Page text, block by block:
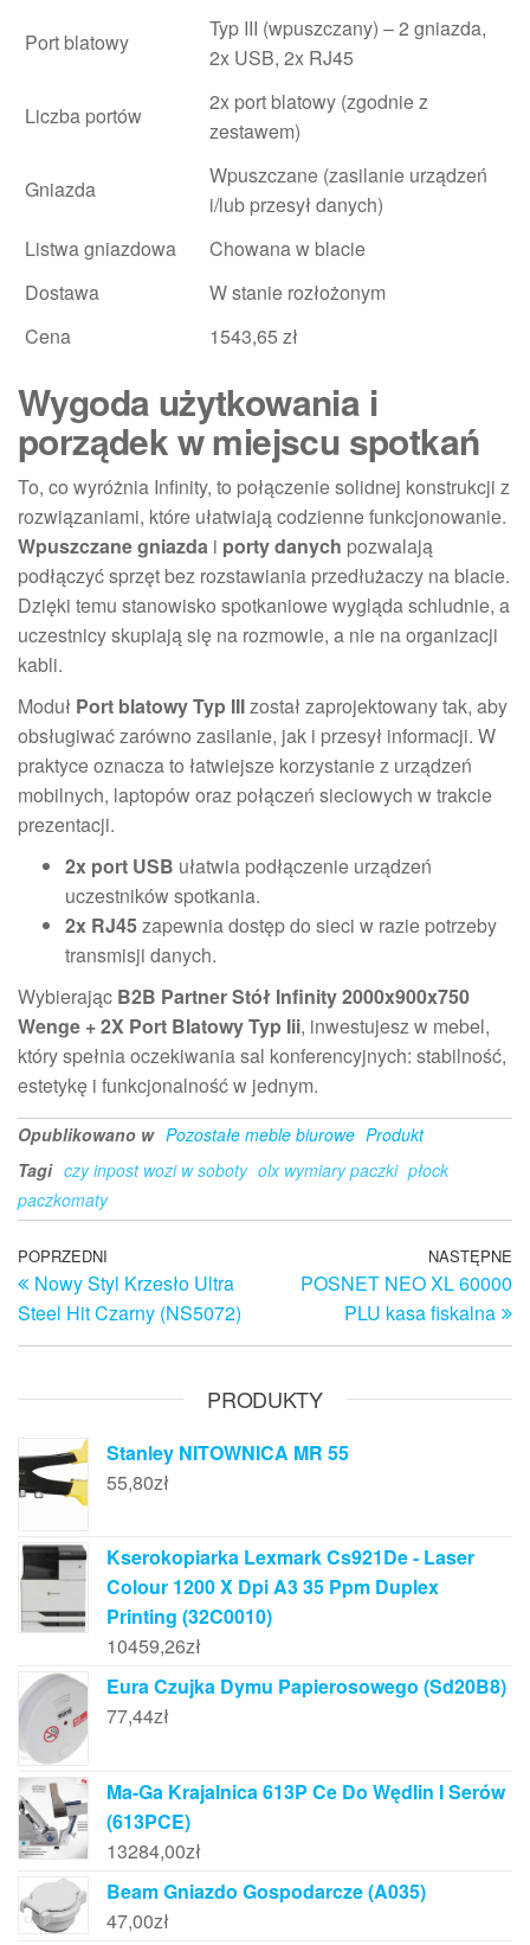
Port blatowy
Typ III (wpuszczany) – 2 gniazda,
2x USB, 2x RJ45
Liczba portów
2x port blatowy (zgodnie z
zestawem)
Gniazda
Wpuszczane (zasilanie urządzeń
i/lub przesył danych)
Listwa gniazdowa
Chowana w blacie
Dostawa
W stanie rozłożonym
Cena
1543,65 zł
Wygoda użytkowania i
porządek w miejscu spotkań
To, co wyróżnia Infinity, to połączenie solidnej konstrukcji z
rozwiązaniami, które ułatwiają codzienne funkcjonowanie.
Wpuszczane gniazda i porty danych pozwalają
podłączyć sprzęt bez rozstawiania przedłużaczy na blacie.
Dzięki temu stanowisko spotkaniowe wygląda schludnie, a
uczestnicy skupiają się na rozmowie, a nie na organizacji
kabli.
Moduł Port blatowy Typ IIIzostał zaprojektowany tak, aby
obsługiwać zarówno zasilanie, jak i przesył informacji. W
praktyce oznacza to łatwiejsze korzystanie z urządzeń
mobilnych, laptopów oraz połączeń sieciowych w trakcie
prezentacji.
2x port USB ułatwia podłączenie urządzeń
uczestników spotkania.
2x RJ45zapewnia dostęp do sieci w razie potrzeby
transmisji danych.
Wybierając B2B Partner Stół Infinity 2000x900x750
Wenge + 2X Port Blatowy Typ Iii, inwestujesz w mebel,
który spełnia oczekiwania sal konferencyjnych: stabilność,
estetykę i funkcjonalność w jednym.
Opublikowano w Pozostałe meble biurowe Produkt
Tagi czy inpost wozi w soboty olx wymiary paczki płock
paczkomaty
Nawigacja
wpisu
Poprzedni
wpis
POPRZEDNI
Nowy Styl Krzesło Ultra
Steel Hit Czarny (NS5072)
NASTĘPNE
POSNET NEO XL 60000
PLU kasa fiskalna
PRODUKTY
Stanley NITOWNICA MR 55
55,80zł
Kserokopiarka Lexmark Cs921De - Laser
Colour 1200 X Dpi A3 35 Ppm Duplex
Printing (32C0010)
10459,26zł
Eura Czujka Dymu Papierosowego (Sd20B8)
77,44zł
Ma-Ga Krajalnica 613P Ce Do Wędlin I Serów
(613PCE)
13284,00zł
Beam Gniazdo Gospodarcze (A035)
47,00zł